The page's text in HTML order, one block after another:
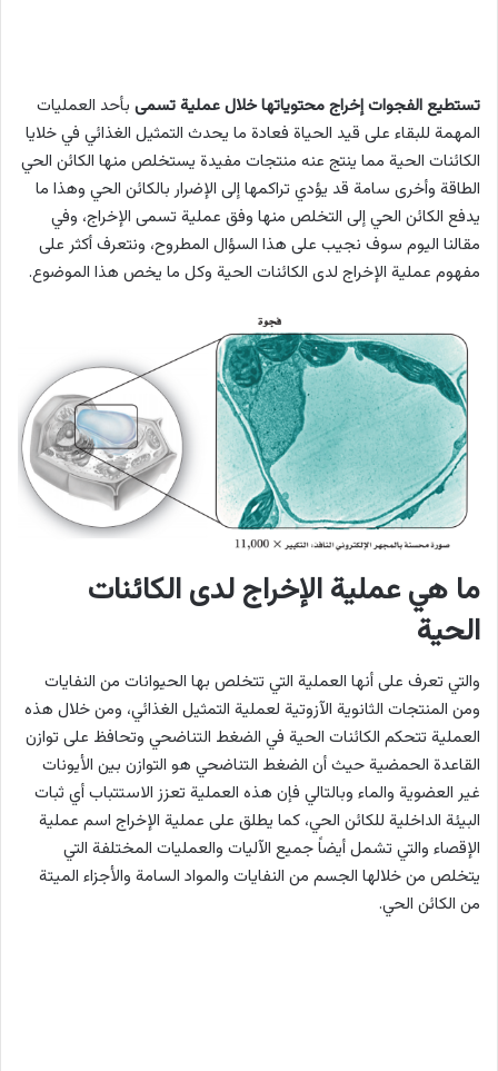
تستطيع الفجوات إخراج محتوياتها خلال عملية تسمى بأحد العمليات
المهمة للبقاء على قيد الحياة فعادة ما يحدث التمثيل الغذائي في خلايا
الكائنات الحية مما ينتج عنه منتجات مفيدة يستخلص منها الكائن الحي
الطاقة وأخرى سامة قد يؤدي تراكمها إلى الإضرار بالكائن الحي وهذا ما
يدفع الكائن الحي إلى التخلص منها وفق عملية تسمى الإخراج، وفي
مقالنا اليوم سوف نجيب على هذا السؤال المطروح، ونتعرف أكثر على
مفهوم عملية الإخراج لدى الكائنات الحية وكل ما يخص هذا الموضوع.
ما هي عملية الإخراج لدى الكائنات
الحية
والتي تعرف على أنها العملية التي تتخلص بها الحيوانات من النفايات
ومن المنتجات الثانوية الآزوتية لعملية التمثيل الغذائي، ومن خلال هذه
العملية تتحكم الكائنات الحية في الضغط التناضحي وتحافظ على توازن
القاعدة الحمضية حيث أن الضغط التناضحي هو التوازن بين الأيونات
غير العضوية والماء وبالتالي فإن هذه العملية تعزز الاستتباب أي ثبات
البيئة الداخلية للكائن الحي، كما يطلق على عملية الإخراج اسم عملية
الإقصاء والتي تشمل أيضاً جميع الآليات والعمليات المختلفة التي
يتخلص من خلالها الجسم من النفايات والمواد السامة والأجزاء الميتة
من الكائن الحي.